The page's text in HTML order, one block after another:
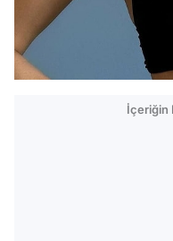
İçeriğin